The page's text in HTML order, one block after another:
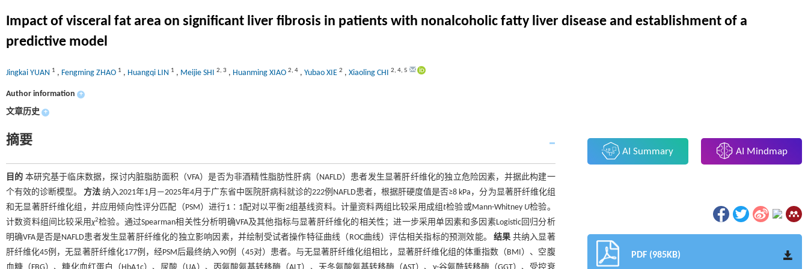
Impact of visceral fat area on significant liver fibrosis in patients with nonalcoholic fatty liver disease and establishment of a
predictive model
Jingkai YUAN 1 , Fengming ZHAO 1 , Huangqi LIN 1 , Meijie SHI 2, 3 , Huanming XIAO 2, 4 , Yubao XIE 2 , Xiaoling CHI 2, 4, 5
Author information +
文章历史 +
摘要
目的 本研究基于临床数据，探讨内脏脂肪面积（VFA）是否为非酒精性脂肪性肝病（NAFLD）患者发生显著肝纤维化的独立危险因素，并据此构建一
个有效的诊断模型。方法 纳入2021年1月—2025年4月于广东省中医院肝病科就诊的222例NAFLD患者，根据肝硬度值是否≥8 kPa，分为显著肝纤维化组
和无显著肝纤维化组，并应用倾向性评分匹配（PSM）进行1∶1配对以平衡2组基线资料。计量资料两组比较采用成组t检验或Mann-Whitney U检验。
计数资料组间比较采用χ2检验。通过Spearman相关性分析明确VFA及其他指标与显著肝纤维化的相关性；进一步采用单因素和多因素Logistic回归分析
明确VFA是否是NAFLD患者发生显著肝纤维化的独立影响因素，并绘制受试者操作特征曲线（ROC曲线）评估相关指标的预测效能。结果 共纳入显著
肝纤维化45例，无显著肝纤维化177例，经PSM后最终纳入90例（45对）患者。与无显著肝纤维化组相比，显著肝纤维化组的体重指数（BMI）、空腹
AI Summary AI Mindmap
PDF (985KB)